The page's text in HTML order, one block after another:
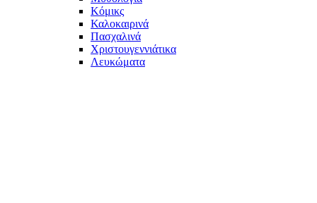
Κόμικς
Καλοκαιρινά
Πασχαλινά
Χριστουγεννιάτικα
Λευκώματα